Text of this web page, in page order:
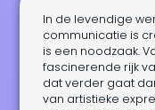
In de levendige
communicatie is
is een noodzaak.
fascinerende rijk
dat verder gaat
van artistieke